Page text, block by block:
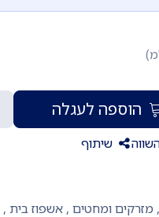
הוספה לעגלה
שיתוף
מזרקים ומחטים, אשפוז בית ,